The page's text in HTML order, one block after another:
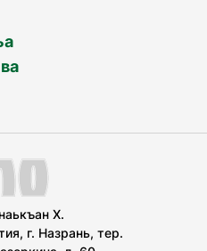
Х.
г. Назрань, тер.